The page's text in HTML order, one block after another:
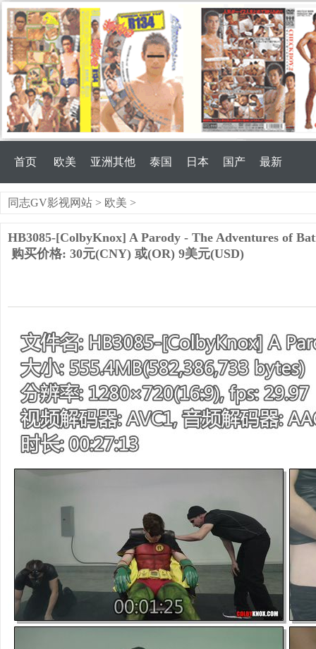
首页 欧美 亚洲其他 泰国 日本 国产 最新
同志GV影视网站 > 欧美 >
HB3085-[ColbyKnox] A Parody - The Adventures of
购买价格: 30元(CNY) 或(OR) 9美元(USD)